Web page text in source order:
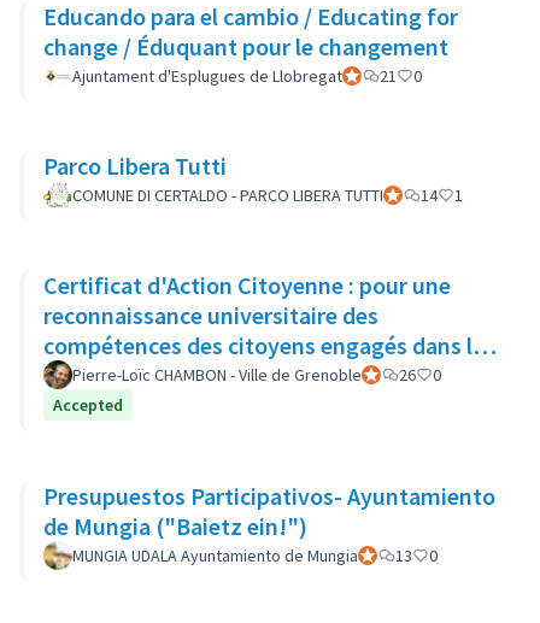
Educando para el cambio / Educating for
change / Éduquant pour le changement
Ajuntament d'Esplugues de LlobregatParticipant officiel
21 0
Parco Libera Tutti
COMUNE DI CERTALDO - PARCO LIBERA TUTTIParticipant officiel
14 1
Certificat d'Action Citoyenne : pour une
reconnaissance universitaire des
compétences des citoyens engagés dans la
démocratie locale
Pierre-Loïc CHAMBON - Ville de GrenobleParticipant officiel
26
0
Accepted
Presupuestos Participativos- Ayuntamiento
de Mungia ("Baietz ein!")
MUNGIA UDALA Ayuntamiento de MungiaParticipant officiel
13 0